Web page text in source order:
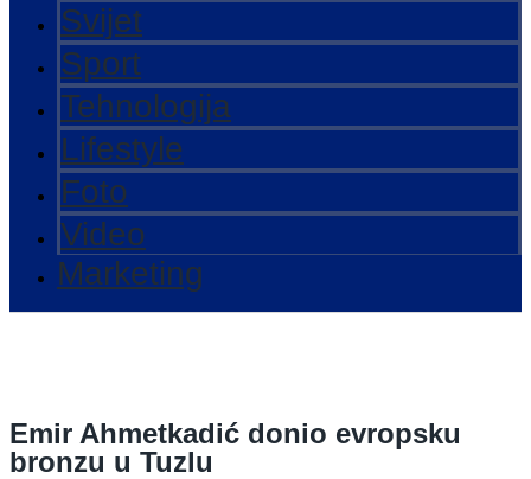
Svijet
Sport
Tehnologija
Lifestyle
Foto
Video
Marketing
Emir Ahmetkadić donio evropsku
bronzu u Tuzlu